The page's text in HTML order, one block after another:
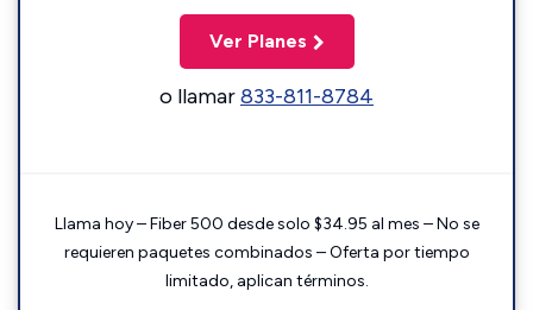
Ver Planes
o llamar833-811-8784
Llama hoy – Fiber 500 desde solo $34.95 al mes – No se
requieren paquetes combinados – Oferta por tiempo
limitado, aplican términos.